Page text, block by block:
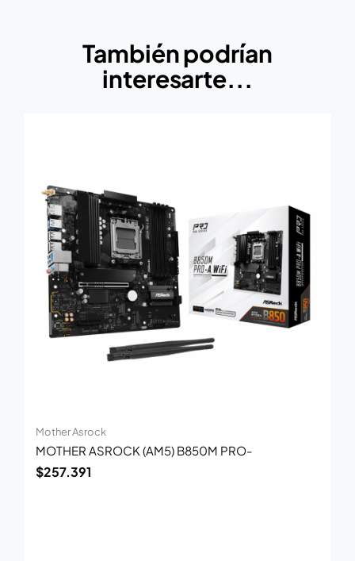
También podrían
interesarte...
Mother Asrock
MOTHER ASROCK (AM5) B850M PRO-
$257.391